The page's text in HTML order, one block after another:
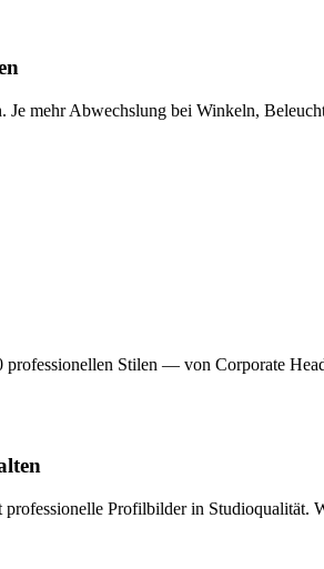
Je mehr Abwechslung bei Winkeln,
professionellen Stilen — von Corporate
Profilbilder in Studioqualität.